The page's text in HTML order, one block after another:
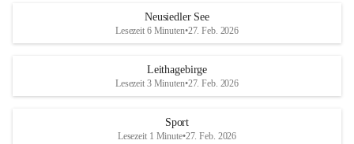
S
und den daraus folgenden wirtschaftlichen
Maßnahmen zur Bekämpfung
Rebe und der Amerikanischen
r
S
Neusiedler See
Lesezeit 6 Minuten•27. Feb. 2026
Leithagebirge
Lesezeit 3 Minuten•27. Feb. 2026
Sport
Lesezeit 1 Minute•27. Feb. 2026